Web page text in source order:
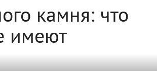
камня: что
имеют